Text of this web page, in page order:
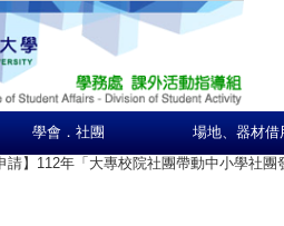
學會．社團 場地、器材借
請】112年「大專校院社團帶動中小學社